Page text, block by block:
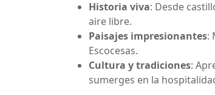
Historia viva: Desde
aire libre.
Paisajes impresionantes:
Escocesas.
Cultura y tradiciones:
sumerges en la